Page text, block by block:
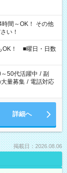
OK！ その他
い！
OK！ ■曜日・日数
50代活躍中 / 副
量募集 / 電話対応
詳細へ
掲載日：2026.08.06